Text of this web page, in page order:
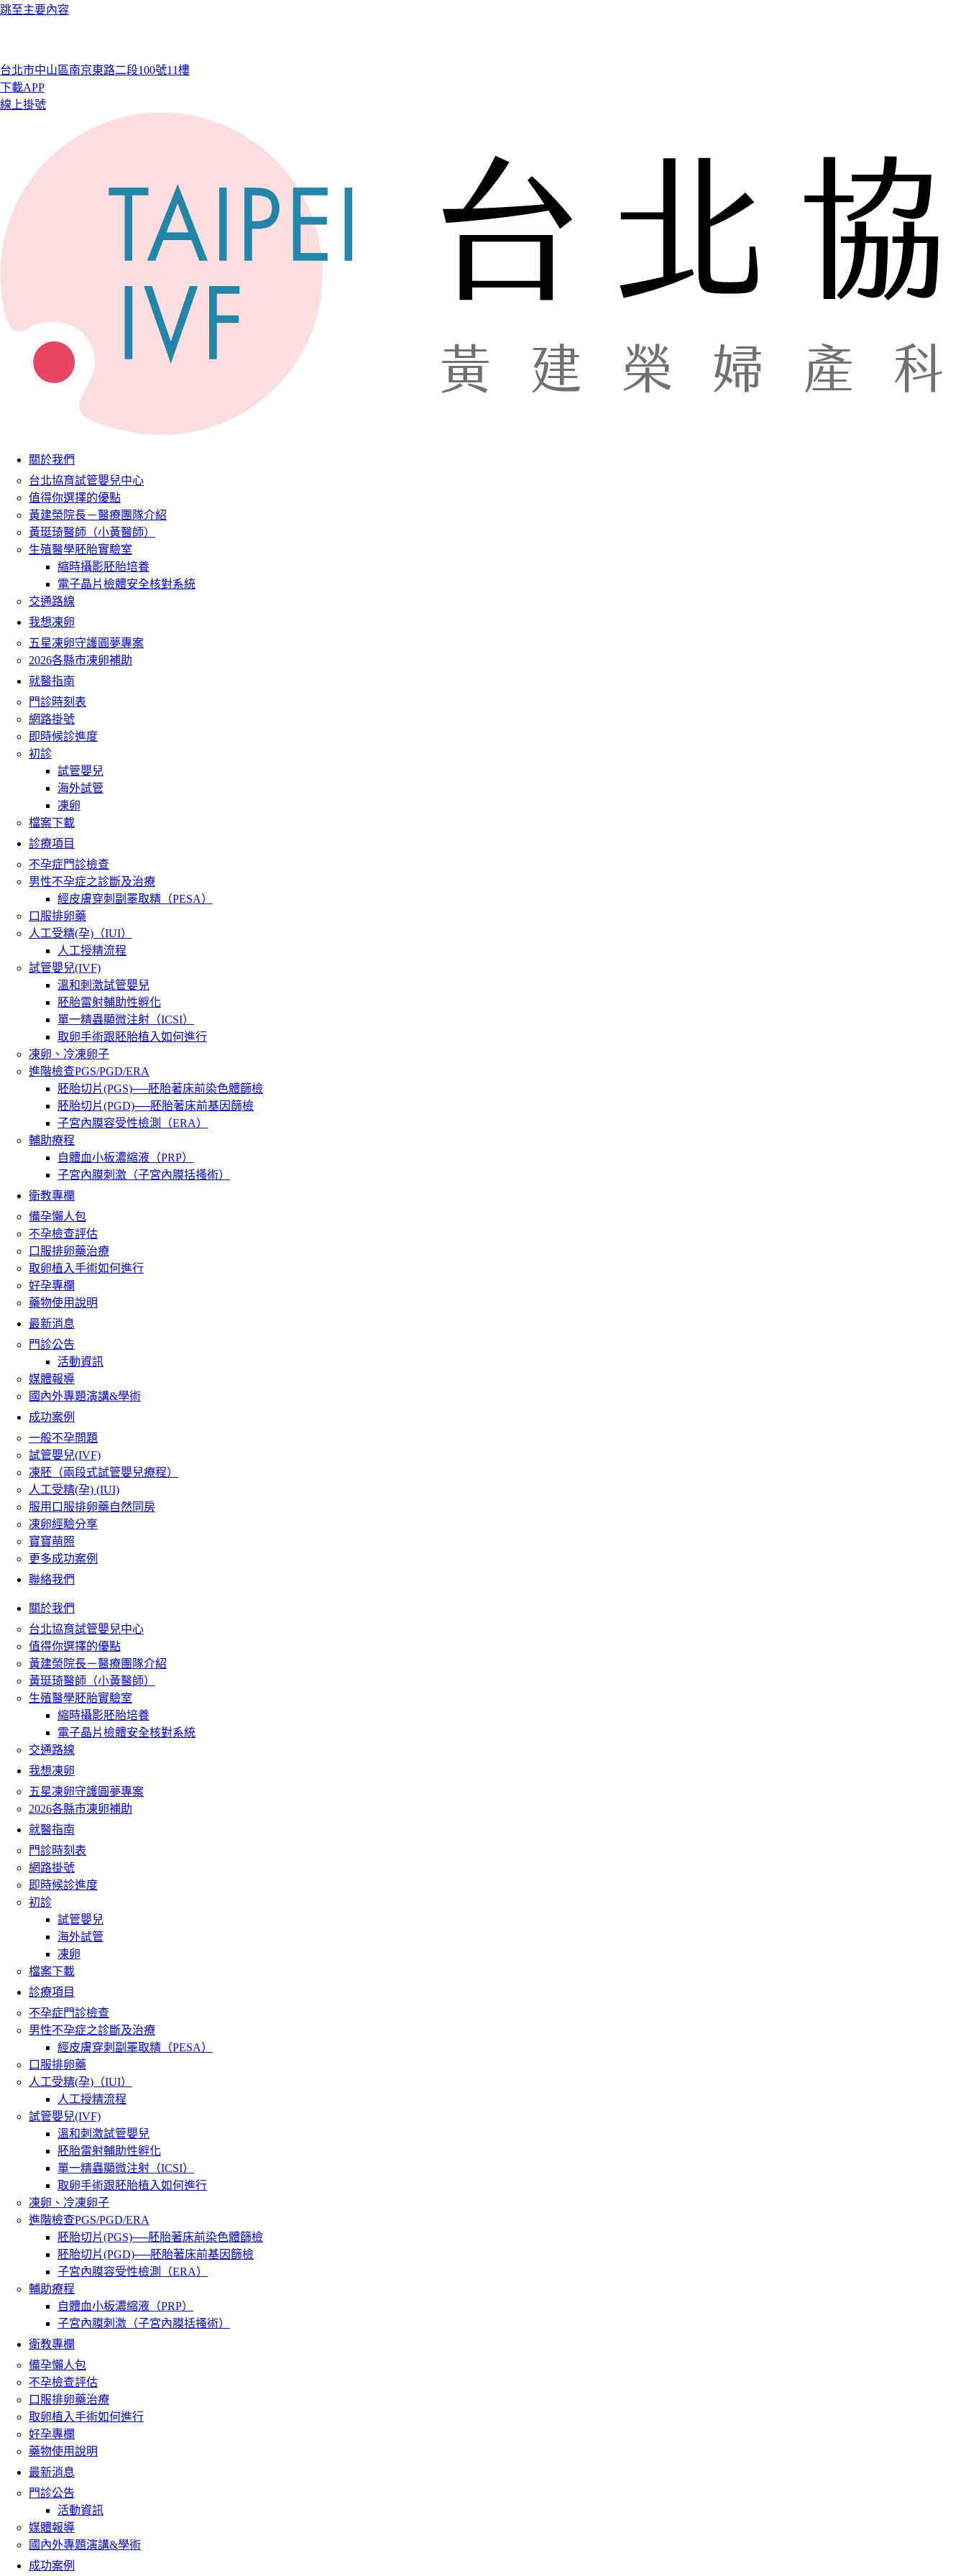
跳至主要內容
台北市中山區南京東路二段100號11樓
下載APP
線上掛號
關於我們
台北協育試管嬰兒中心
值得你選擇的優點
黃建榮院長－醫療團隊介紹
黃珽琦醫師（小黃醫師）
生殖醫學胚胎實驗室
縮時攝影胚胎培養
電子晶片檢體安全核對系統
交通路線
我想凍卵
五星凍卵守護圓夢專案
2026各縣市凍卵補助
就醫指南
門診時刻表
網路掛號
即時候診進度
初診
試管嬰兒
海外試管
凍卵
檔案下載
診療項目
不孕症門診檢查
男性不孕症之診斷及治療
經皮膚穿刺副睪取精（PESA）
口服排卵藥
人工受精(孕)（IUI）
人工授精流程
試管嬰兒(IVF)
溫和刺激試管嬰兒
胚胎雷射輔助性孵化
單一精蟲顯微注射（ICSI）
取卵手術跟胚胎植入如何進行
凍卵、冷凍卵子
進階檢查PGS/PGD/ERA
胚胎切片(PGS)──胚胎著床前染色體篩檢
胚胎切片(PGD)──胚胎著床前基因篩檢
子宮內膜容受性檢測（ERA）
輔助療程
自體血小板濃縮液（PRP）
子宮內膜刺激（子宮內膜括搔術）
衛教專欄
備孕懶人包
不孕檢查評估
口服排卵藥治療
取卵植入手術如何進行
好孕專欄
藥物使用說明
最新消息
門診公告
活動資訊
媒體報導
國內外專題演講&學術
成功案例
一般不孕問題
試管嬰兒(IVF)
凍胚（兩段式試管嬰兒療程）
人工受精(孕) (IUI)
服用口服排卵藥自然同房
凍卵經驗分享
寶寶萌照
更多成功案例
聯絡我們
關於我們
台北協育試管嬰兒中心
值得你選擇的優點
黃建榮院長－醫療團隊介紹
黃珽琦醫師（小黃醫師）
生殖醫學胚胎實驗室
縮時攝影胚胎培養
電子晶片檢體安全核對系統
交通路線
我想凍卵
五星凍卵守護圓夢專案
2026各縣市凍卵補助
就醫指南
門診時刻表
網路掛號
即時候診進度
初診
試管嬰兒
海外試管
凍卵
檔案下載
診療項目
不孕症門診檢查
男性不孕症之診斷及治療
經皮膚穿刺副睪取精（PESA）
口服排卵藥
人工受精(孕)（IUI）
人工授精流程
試管嬰兒(IVF)
溫和刺激試管嬰兒
胚胎雷射輔助性孵化
單一精蟲顯微注射（ICSI）
取卵手術跟胚胎植入如何進行
凍卵、冷凍卵子
進階檢查PGS/PGD/ERA
胚胎切片(PGS)──胚胎著床前染色體篩檢
胚胎切片(PGD)──胚胎著床前基因篩檢
子宮內膜容受性檢測（ERA）
輔助療程
自體血小板濃縮液（PRP）
子宮內膜刺激（子宮內膜括搔術）
衛教專欄
備孕懶人包
不孕檢查評估
口服排卵藥治療
取卵植入手術如何進行
好孕專欄
藥物使用說明
最新消息
門診公告
活動資訊
媒體報導
國內外專題演講&學術
成功案例